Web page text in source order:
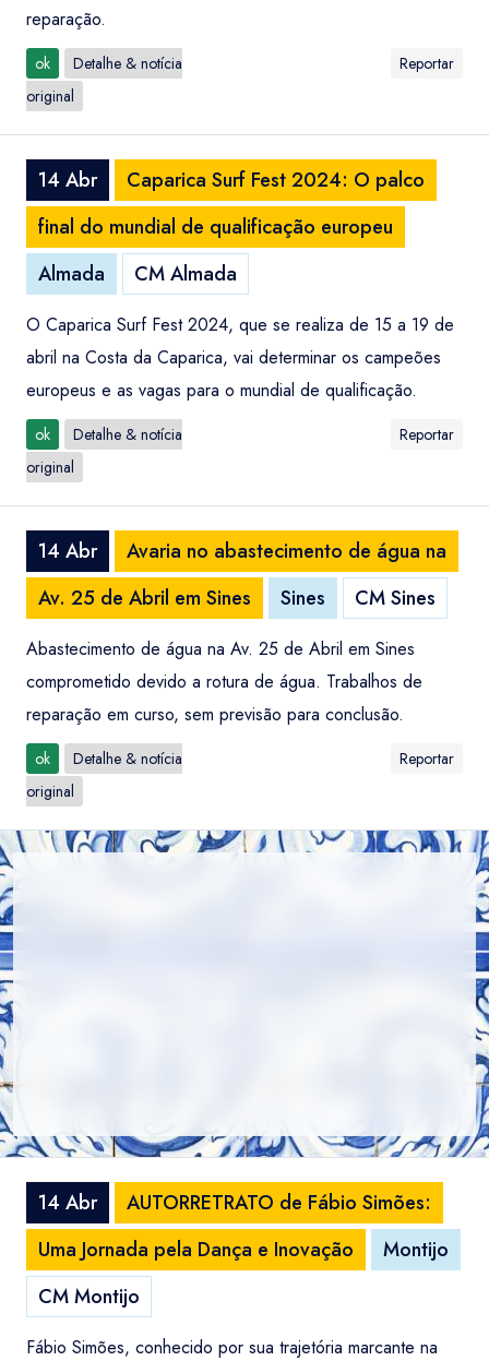
reparação.
ok
Detalhe & notícia
original
Reportar
14 Abr
Caparica Surf Fest 2024: O palco
final do mundial de qualificação europeu
Almada
CM Almada
O Caparica Surf Fest 2024, que se realiza de 15 a 19 de
abril na Costa da Caparica, vai determinar os campeões
europeus e as vagas para o mundial de qualificação.
ok
Detalhe & notícia
original
Reportar
14 Abr
Avaria no abastecimento de água na
Av. 25 de Abril em Sines
Sines CM Sines
Abastecimento de água na Av. 25 de Abril em Sines
comprometido devido a rotura de água. Trabalhos de
reparação em curso, sem previsão para conclusão.
ok
Detalhe & notícia
original
Reportar
14 Abr
AUTORRETRATO de Fábio Simões:
Uma Jornada pela Dança e Inovação
Montijo
CM Montijo
Fábio Simões, conhecido por sua trajetória marcante na